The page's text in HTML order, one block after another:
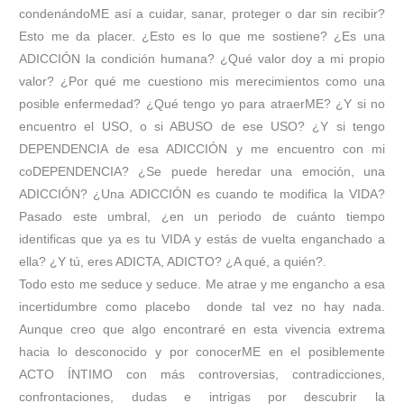
condenándoME así a cuidar, sanar, proteger o dar sin recibir?
Esto me da placer. ¿Esto es lo que me sostiene? ¿Es una
ADICCIÓN la condición humana? ¿Qué valor doy a mi propio
valor? ¿Por qué me cuestiono mis merecimientos como una
posible enfermedad? ¿Qué tengo yo para atraerME? ¿Y si no
encuentro el USO, o si ABUSO de ese USO? ¿Y si tengo
DEPENDENCIA de esa ADICCIÓN y me encuentro con mi
coDEPENDENCIA? ¿Se puede heredar una emoción, una
ADICCIÓN? ¿Una ADICCIÓN es cuando te modifica la VIDA?
Pasado este umbral, ¿en un periodo de cuánto tiempo
identificas que ya es tu VIDA y estás de vuelta enganchado a
ella? ¿Y tú, eres ADICTA, ADICTO? ¿A qué, a quién?.
Todo esto me seduce y seduce. Me atrae y me engancho a esa
incertidumbre como placebo donde tal vez no hay nada.
Aunque creo que algo encontraré en esta vivencia extrema
hacia lo desconocido y por conocerME en el posiblemente
ACTO ÍNTIMO con más controversias, contradicciones,
confrontaciones, dudas e intrigas por descubrir la